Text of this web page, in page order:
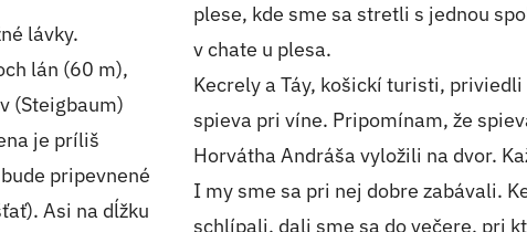
lávky.
lán (60 m),
(Steigbaum)
je príliš
pripevnené
Asi na dĺžku
plese, kde sme sa stretli s jednou
v chate u plesa.
Kecrely a Táy, košickí turisti,
spieva pri víne. Pripomínam, že
Horvátha Andráša vyložili na dvor.
I my sme sa pri nej dobre zabávali.
schlípali, dali sme sa do večere, pri